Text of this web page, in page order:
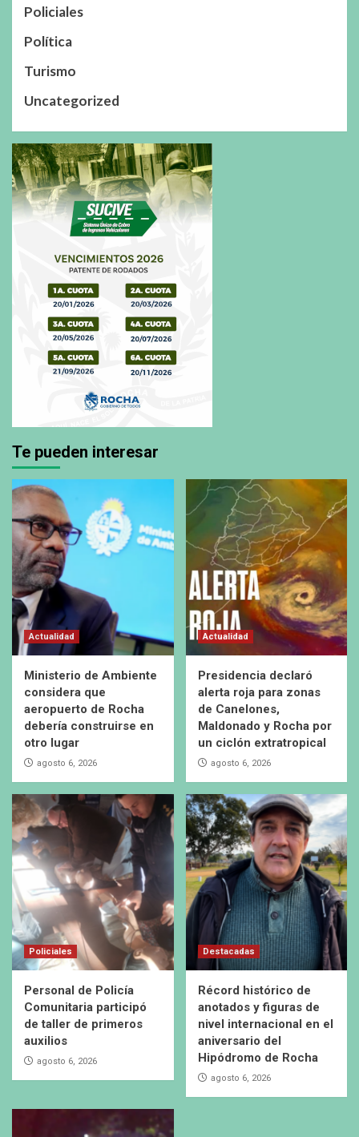
Policiales
Política
Turismo
Uncategorized
Te pueden interesar
Actualidad
Ministerio de Ambiente
considera que
aeropuerto de Rocha
debería construirse en
otro lugar
agosto 6, 2026
Actualidad
Presidencia declaró
alerta roja para zonas
de Canelones,
Maldonado y Rocha por
un ciclón extratropical
agosto 6, 2026
Policiales
Personal de Policía
Comunitaria participó
de taller de primeros
auxilios
agosto 6, 2026
Destacadas
Récord histórico de
anotados y figuras de
nivel internacional en el
aniversario del
Hipódromo de Rocha
agosto 6, 2026